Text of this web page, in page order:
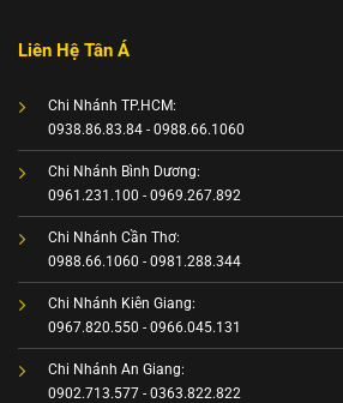
Liên Hệ Tân Á
Chi Nhánh TP.HCM:
0938.86.83.84 - 0988.66.1060
Chi Nhánh Bình Dương:
0961.231.100 - 0969.267.892
Chi Nhánh Cần Thơ:
0988.66.1060 - 0981.288.344
Chi Nhánh Kiên Giang:
0967.820.550 - 0966.045.131
Chi Nhánh An Giang:
0902.713.577 - 0363.822.822